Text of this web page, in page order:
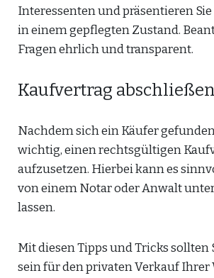
Interessenten und präsentieren
in einem gepflegten Zustand.
Fragen ehrlich und transparent.
Kaufvertrag abschließen
Nachdem sich ein Käufer
wichtig, einen rechtsgültigen
aufzusetzen. Hierbei kann es
von einem Notar oder Anwalt
lassen.
Mit diesen Tipps und Tricks sollten
sein für den privaten Verkauf Ihrer